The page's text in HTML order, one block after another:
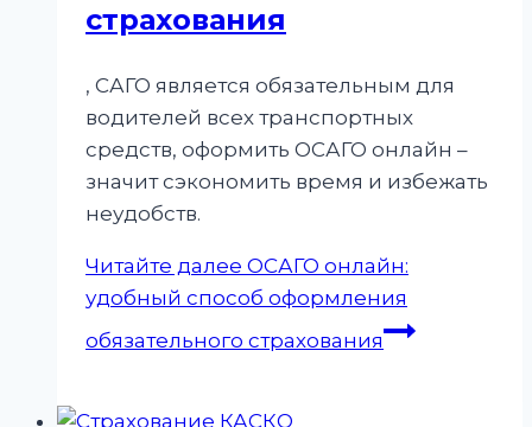
страхования
, САГО является обязательным для
водителей всех транспортных
средств, оформить ОСАГО онлайн –
значит сэкономить время и избежать
неудобств.
Читайте далее ОСАГО онлайн:
удобный способ оформления
обязательного страхования